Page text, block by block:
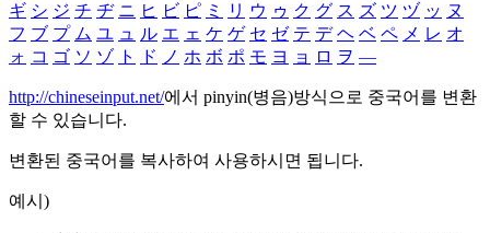
ギ シ ジ チ ヂ ニ ヒ ビ ピ ミ リ ウ ゥ ク グ ス ズ ツ ヅ ッ ヌ
フ ブ プ ム ユ ュ ル エ ェ ケ ゲ セ ゼ テ デ ヘ ベ ペ メ レ オ
ォ コ ゴ ソ ゾ ト ド ノ ホ ボ ポ モ ヨ ョ ロ ヲ ―
http://chineseinput.net/에서 pinyin(병음)방식으로 중국어를 변환
할 수 있습니다.
변환된 중국어를 복사하여 사용하시면 됩니다.
예시)